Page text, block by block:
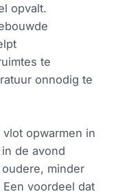
opvalt.
te
onnodig te
opwarmen in
de avond
minder
voordeel dat